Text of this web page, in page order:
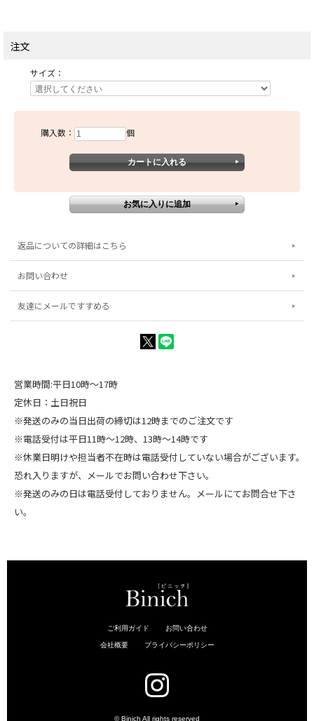
注文
サイズ：
購入数： 個
返品についての詳細はこちら
お問い合わせ
友達にメールですすめる
営業時間:平日10時～17時
定休日：土日祝日
※発送のみの当日出荷の締切は12時までのご注文です
※電話受付は平日11時～12時、13時～14時です
※休業日明けや担当者不在時は電話受付していない場合がございます。
恐れ入りますが、メールでお問い合わせ下さい。
※発送のみの日は電話受付しておりません。メールにてお問合せ下さ
い。